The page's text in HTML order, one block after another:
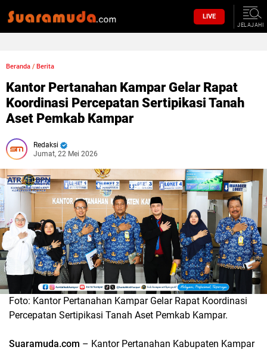
LIVE
JELAJAHI
Beranda / Berita
Kantor Pertanahan Kampar Gelar Rapat
Koordinasi Percepatan Sertipikasi Tanah
Aset Pemkab Kampar
Redaksi
Jumat, 22 Mei 2026
Foto: Kantor Pertanahan Kampar Gelar Rapat Koordinasi
Percepatan Sertipikasi Tanah Aset Pemkab Kampar.
Suaramuda.com – Kantor Pertanahan Kabupaten Kampar